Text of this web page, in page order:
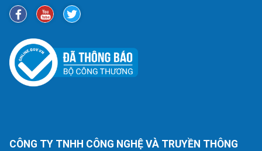
CÔNG TY TNHH CÔNG NGHỆ VÀ TRUYỀN THÔNG